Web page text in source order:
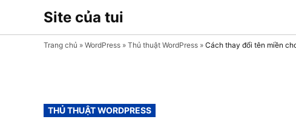
Site của tui
Chia sẻ thủ
thuật, mẹo
sử dụng
Plugin và
Trang chủ » WordPress » Thủ thuật WordPress » Cách thay đổi tên miền
POSTED
IN
THỦ THUẬT WORDPRESS